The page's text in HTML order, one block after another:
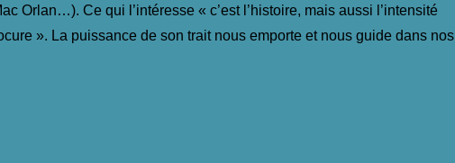
Orlan…). Ce qui l’intéresse « c’est l’histoire, mais aussi l’intensité
». La puissance de son trait nous emporte et nous guide dans nos